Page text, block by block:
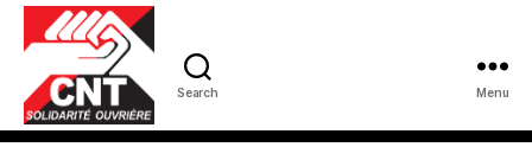
Search Menu